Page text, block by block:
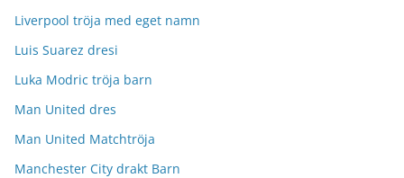
Liverpool tröja med eget namn
Luis Suarez dresi
Luka Modric tröja barn
Man United dres
Man United Matchtröja
Manchester City drakt Barn